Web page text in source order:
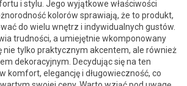
i stylu. Jego wyjątkowe właściwości
kolorów sprawiają, że to produkt,
do wielu wnętrz i indywidualnych gustów.
trudności, a umiejętnie wkomponowany
nie tylko praktycznym akcentem, ale również
dekoracyjnym. Decydując się na ten
komfort, elegancję i długowieczność, co